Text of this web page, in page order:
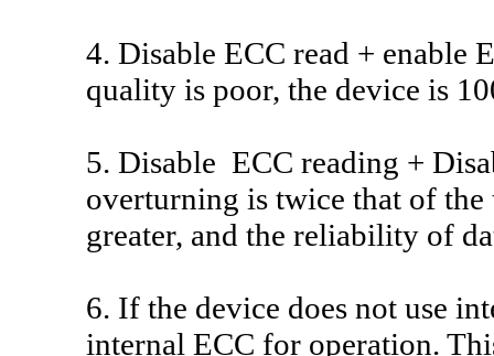
4. Disable ECC read + enable
quality is poor, the device is
5. Disable ECC reading +
overturning is twice that of
greater, and the reliability of
6. If the device does not use
internal ECC for operation.